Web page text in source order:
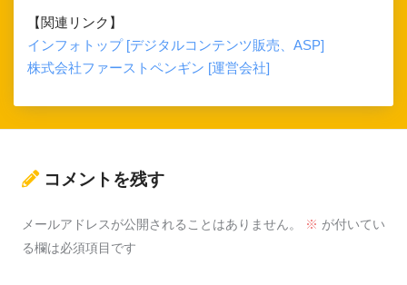
【関連リンク】
インフォトップ [デジタルコンテンツ販売、ASP]
株式会社ファーストペンギン [運営会社]
コメントを残す
メールアドレスが公開されることはありません。 ※ が付いてい
る欄は必須項目です